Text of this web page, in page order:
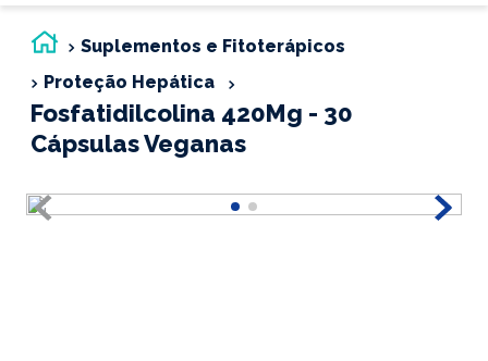
Suplementos e Fitoterápicos
Proteção Hepática
Fosfatidilcolina 420Mg - 30
Cápsulas Veganas